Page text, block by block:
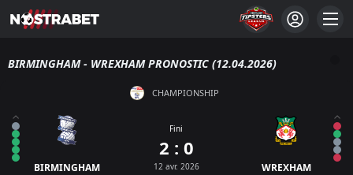
BIRMINGHAM - WREXHAM PRONOSTIC (12.04.2026)
CHAMPIONSHIP
BIRMINGHAM
Fini
2 : 0
12 avr. 2026 WREXHAM